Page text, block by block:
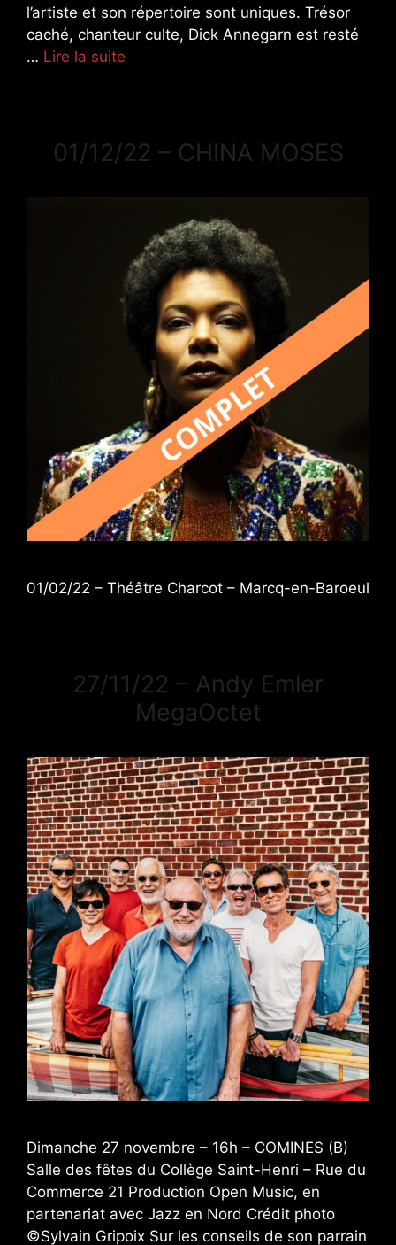
l’artiste et son répertoire sont uniques. Trésor
caché, chanteur culte, Dick Annegarn est resté
… Lire la suite
01/12/22 – CHINA MOSES
01/02/22 – Théâtre Charcot – Marcq-en-Baroeul
27/11/22 – Andy Emler
MegaOctet
Dimanche 27 novembre – 16h – COMINES (B)
Salle des fêtes du Collège Saint-Henri – Rue du
Commerce 21 Production Open Music, en
partenariat avec Jazz en Nord Crédit photo
©Sylvain Gripoix Sur les conseils de son parrain